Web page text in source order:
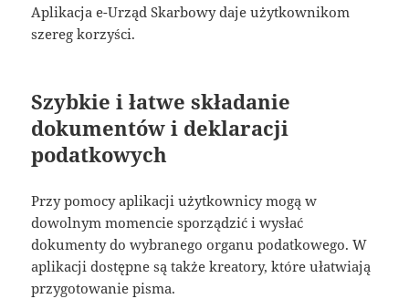
Aplikacja e-Urząd Skarbowy daje użytkownikom
szereg korzyści.
Szybkie i łatwe składanie
dokumentów i deklaracji
podatkowych
Przy pomocy aplikacji użytkownicy mogą w
dowolnym momencie sporządzić i wysłać
dokumenty do wybranego organu podatkowego. W
aplikacji dostępne są także kreatory, które ułatwiają
przygotowanie pisma.